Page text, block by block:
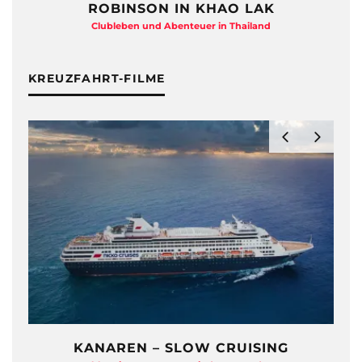
ROBINSON IN KHAO LAK
Clubleben und Abenteuer in Thailand
KREUZFAHRT-FILME
KANAREN – SLOW CRUISING